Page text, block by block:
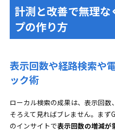
計測と改善で無理
プの作り方
表示回数や経路検索や
ック術
ローカル検索の成果は、表示回
そろえて見ればブレません。ま
のインサイトで表示回数の増減が